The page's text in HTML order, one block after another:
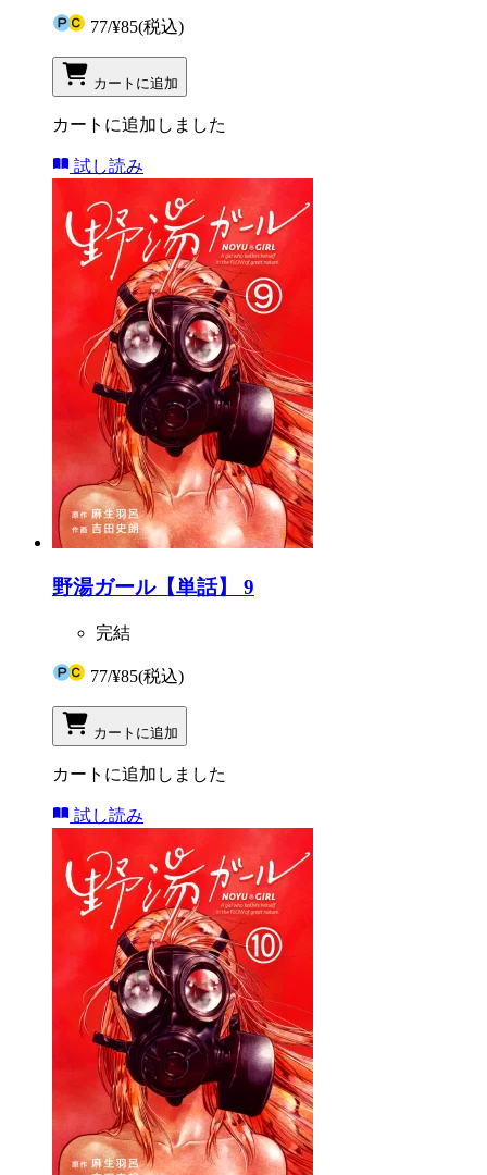
77/¥85(税込)
カートに追加
カートに追加しました
試し読み
野湯ガール【単話】 9
完結
77/¥85(税込)
カートに追加
カートに追加しました
試し読み